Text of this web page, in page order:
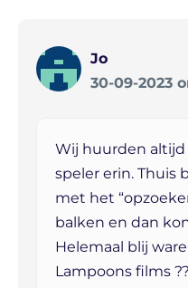
Jo
30-09-2023
Wij huurden
speler erin. Thuis
met het
balken en dan
Helemaal blij
Lampoons films